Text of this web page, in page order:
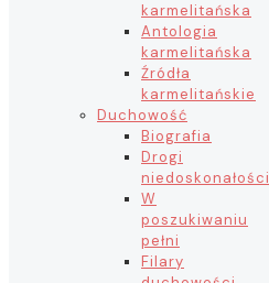
karmelitańska
Antologia
karmelitańska
Źródła
karmelitańskie
Duchowość
Biografia
Drogi
niedoskonałości
W
poszukiwaniu
pełni
Filary